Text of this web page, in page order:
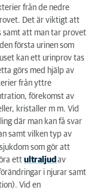
från de nedre
Det är viktigt att
samt att man tar provet
första urinen som
kan ett urinprov tas
görs med hjälp av
från yttre
förekomst av
kristaller m m. Vid
där man kan få svar
samt vilken typ av
som gör att
ett ultraljud av
i njurar samt
Vid en